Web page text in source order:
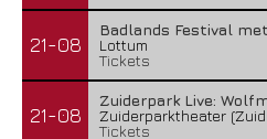
21-08
Badlands Festival
Lottum
Tickets
21-08
Zuiderpark Live:
Zuiderparktheater
Tickets